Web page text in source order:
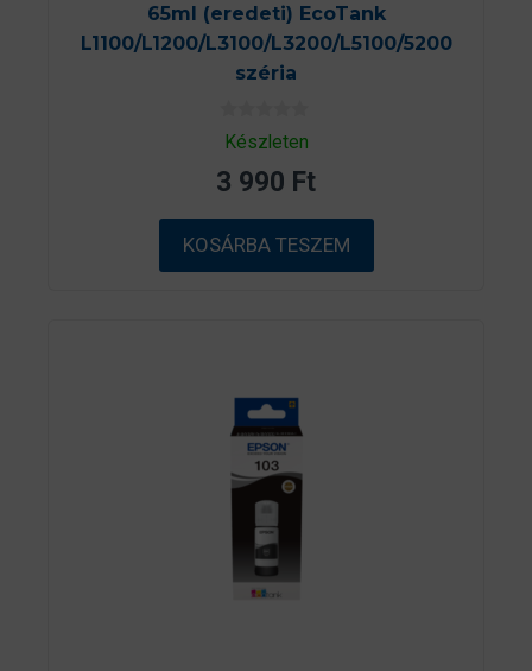
65ml (eredeti) EcoTank
L1100/L1200/L3100/L3200/L5100/5200
széria
0
a
5
b
ő
l
Készleten
3 990 Ft
KOSÁRBA TESZEM